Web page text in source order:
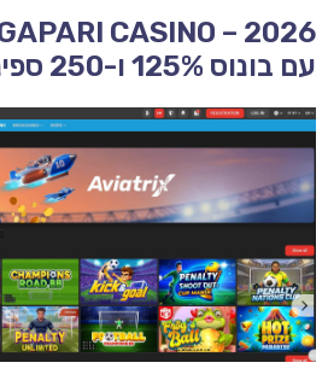
עם בונוס 125% ו-250 ספינים חינם